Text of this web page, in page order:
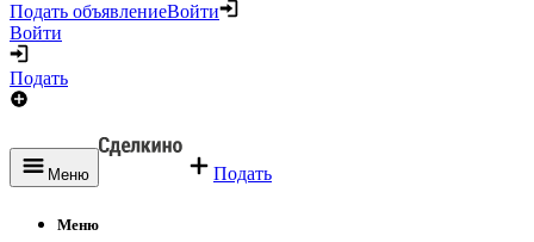
Подать объявлениеВойти
Войти
Подать
Меню Подать
Меню